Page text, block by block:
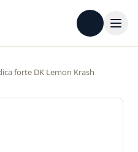
forte DK Lemon Krash